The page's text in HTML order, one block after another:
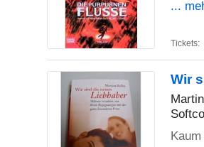
...
Tickets:
Wir